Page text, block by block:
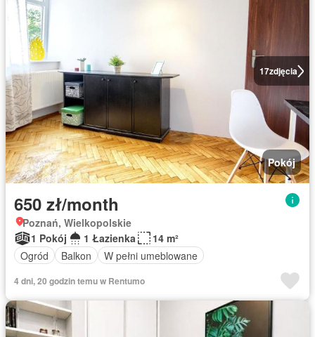
17zdjęcia
Pokój
650 zł/month
Poznań, Wielkopolskie
1 Pokój
1 Łazienka
14 m²
Ogród
Balkon W pełni umeblowane
4 dni, 20 godzin temu w Rentumo